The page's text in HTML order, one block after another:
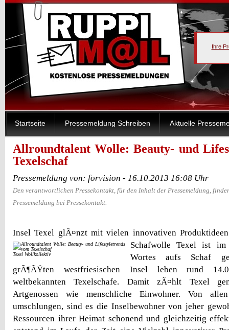
Ihre
Startseite Pressemeldung Schreiben Aktuelle
Allroundtalent Wolle: Beauty- und
Texelschaf
Pressemeldung von: forvision - 16.10.2013 16:08 Uhr
Den verantwortlichen Pressekontakt, für den Inhalt der Pressemeldung,
Pressemeldung bei Pressekontakt.
Insel Texel glÃ¤nzt mit vielen innovativen
Schafwolle
Texel Wollkollektiv
Texel ist im
Wortes aufs Schaf
grÃ¶ÃŸten westfriesischen Insel leben rund
weltbekannten Texelschafe. Damit zÃ¤hlt Texel
Artgenossen wie menschliche Einwohner. Von
umschlungen, sind es die Inselbewohner von jeher
Ressourcen ihrer Heimat schonend und gleichzeitig